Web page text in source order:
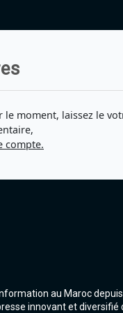
le moment, laissez le
compte.
au Maroc depuis
innovant et diversifié